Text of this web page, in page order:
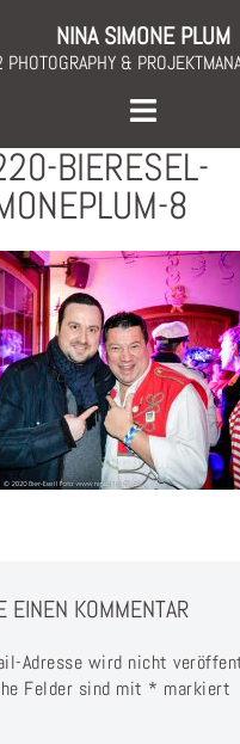
NINA SIMONE PLUM
PHOTOGRAPHY &
Toggle
menu
BIERESEL-
8
EINEN KOMMENTAR
Adresse wird nicht
Felder sind mit * markiert